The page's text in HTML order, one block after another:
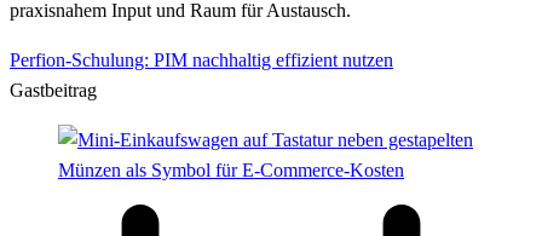
praxisnahem Input und Raum für Austausch.
Perfion-Schulung: PIM nachhaltig effizient nutzen
Gastbeitrag